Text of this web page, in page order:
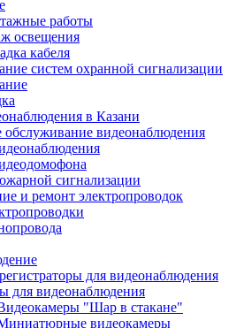
работы
освещения
кабеля
систем охранной сигнализации
в Казани
обслуживание видеонаблюдения
сигнализации
и ремонт электропроводок
для видеонаблюдения
для видеонаблюдения
"Шар в стакане"
видеокамеры